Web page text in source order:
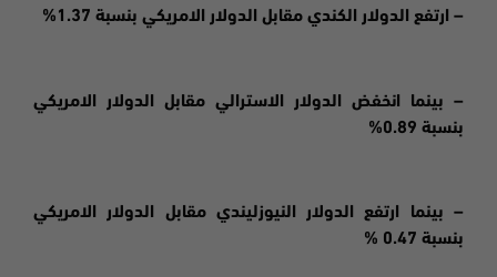
– ارتفع الدولار الكندي مقابل الدولار الامريكي بنسبة 1.37%
– بينما انخفض الدولار الاسترالي مقابل الدولار الامريكي
بنسبة 0.89%
– بينما ارتفع الدولار النيوزليندي مقابل الدولار الامريكي
بنسبة 0.47 %